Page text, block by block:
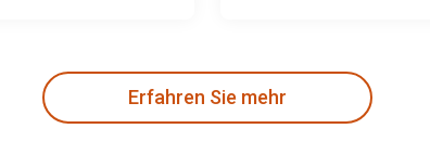
Erfahren Sie mehr